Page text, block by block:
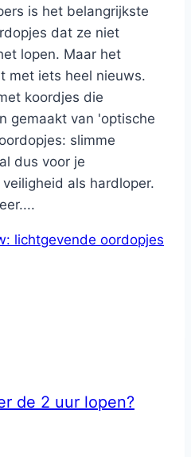
is het belangrijkste
dat ze niet
lopen. Maar het
met iets heel nieuws.
koordjes die
gemaakt van 'optische
slimme
dus voor je
als hardloper.
lichtgevende oordopjes
de 2 uur lopen?